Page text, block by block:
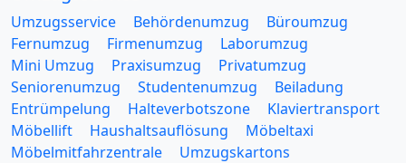
Umzugsservice Behördenumzug
Büroumzug
Fernumzug
Firmenumzug
Laborumzug
Mini Umzug
Praxisumzug
Privatumzug
Seniorenumzug
Studentenumzug
Beiladung
Entrümpelung
Halteverbotszone
Klaviertransport
Möbellift
Haushaltsauflösung
Möbeltaxi
Möbelmitfahrzentrale
Umzugskartons